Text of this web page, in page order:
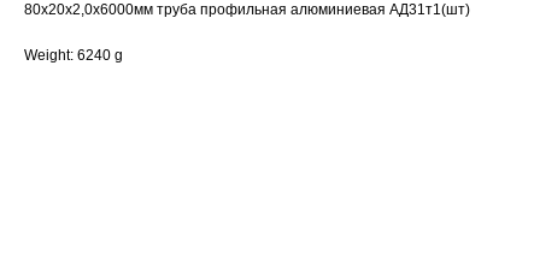
80х20х2,0х6000мм труба профильная алюминиевая АД31т1(шт)
Weight: 6240 g